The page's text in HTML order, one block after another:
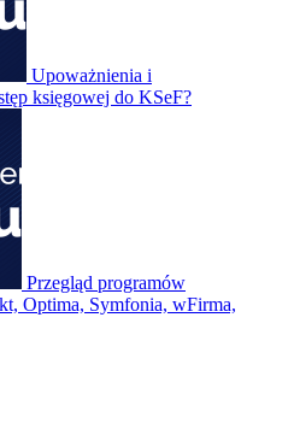
Upoważnienia i
księgowej do KSeF?
Przegląd programów
Optima, Symfonia, wFirma,